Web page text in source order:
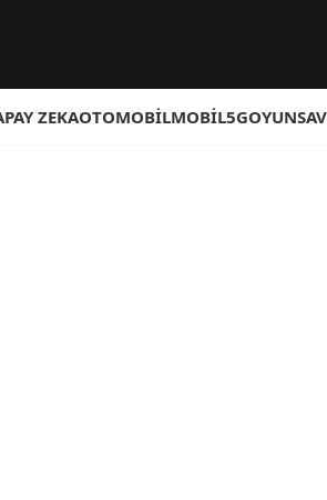
ZEKAOTOMOBILMOBIL5GOYUN